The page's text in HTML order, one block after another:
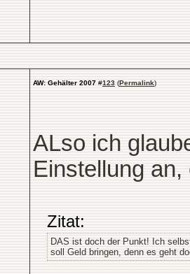
AW: Gehälter 2007 #123 (Permalink)
ALso ich
Einstellung
Zitat:
DAS ist doch der Punkt! Ich
soll Geld bringen, denn es geht